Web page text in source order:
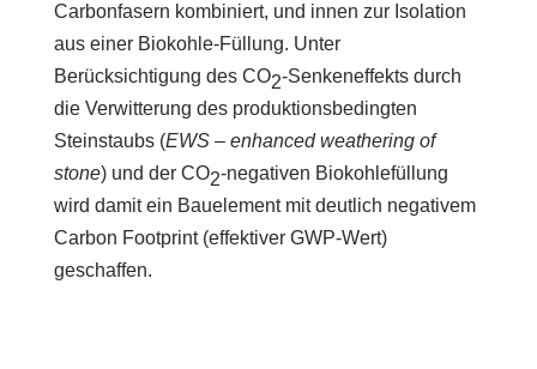
Carbonfasern kombiniert, und innen zur Isolation
aus einer Biokohle-Füllung. Unter
Berücksichtigung des CO2-Senkeneffekts durch
die Verwitterung des produktionsbedingten
Steinstaubs (EWS – enhanced weathering of
stone) und der CO2-negativen Biokohlefüllung
wird damit ein Bauelement mit deutlich negativem
Carbon Footprint (effektiver GWP-Wert)
geschaffen.